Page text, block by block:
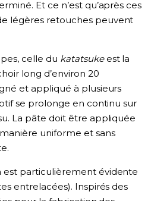
Et ce n’est qu’après ces
légères retouches peuvent
celle du katatsukeest la
long d’environ 20
et appliqué à plusieurs
se prolonge en continu sur
La pâte doit être appliquée
uniforme et sans
est particulièrement évidente
entrelacées). Inspirés des